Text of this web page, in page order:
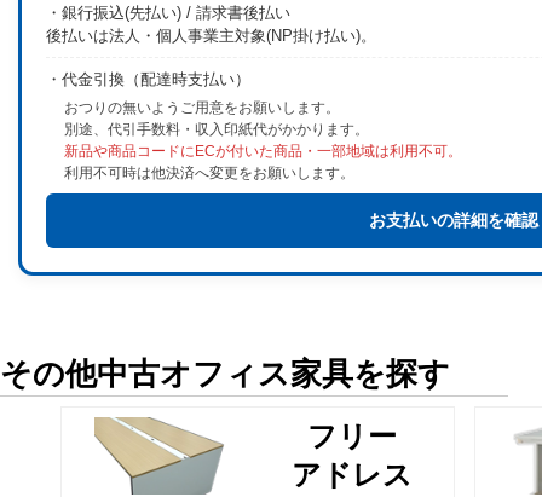
・銀行振込(先払い) / 請求書後払い
後払いは法人・個人事業主対象(NP掛け払い)。
・代金引換（配達時支払い）
おつりの無いようご用意をお願いします。
別途、代引手数料・収入印紙代がかかります。
新品や商品コードにECが付いた商品・一部地域は利用不可。
利用不可時は他決済へ変更をお願いします。
お支払いの詳細を確認
その他中古オフィス家具を探す
フリー
アドレス